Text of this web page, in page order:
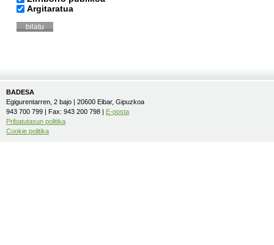
Argitaratua
BADESA
Egigurentarren, 2 bajo | 20600 Eibar, Gipuzkoa
943 700 799 | Fax: 943 200 798 | E-posta
Pribatutasun politika
Cookie politika